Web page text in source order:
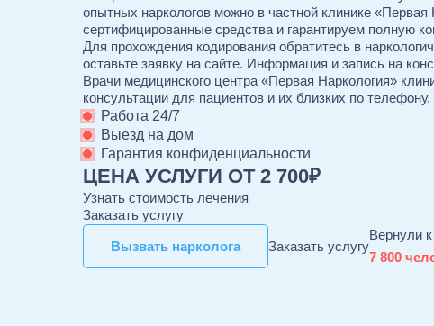
опытных наркологов можно в частной клинике
сертифицированные средства и гарантируем полную
Для прохождения кодирования обратитесь в
оставьте заявку на сайте. Информация и запись на
Врачи медицинского центра «Первая Наркология»
консультации для пациентов и их близких по телефону.
Работа 24/7
Выезд на дом
Гарантия конфиденциальности
ЦЕНА УСЛУГИ ОТ 2 700₽
Узнать стоимость лечения
Заказать услугу
Вызвать нарколога
Вызвать нарколога Заказать услугу
Вернули
7 800